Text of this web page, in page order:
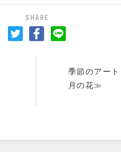
SHARE
季節のアー
月の花≫